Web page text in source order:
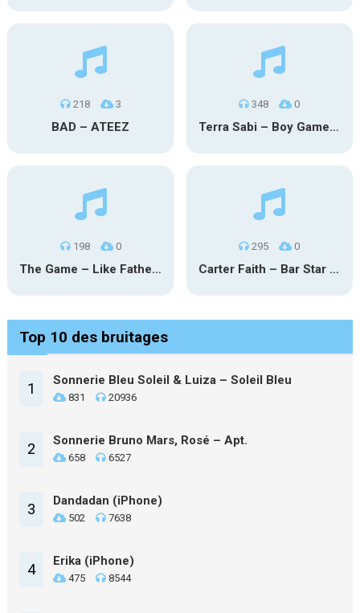
218 3
BAD – ATEEZ
348 0
Terra Sabi – Boy Game X Marcia Cruz
198 0
The Game – Like Father Like Daughter
295 0
Carter Faith – Bar Star Vevo
Top 10 des bruitages
1 Sonnerie Bleu Soleil & Luiza – Soleil Bleu
831 20936
2 Sonnerie Bruno Mars, Rosé – Apt.
658 6527
3 Dandadan (iPhone)
502 7638
4 Erika (iPhone)
475 8544